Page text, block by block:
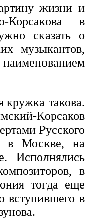
жизни и
Корсакова в
сказать о
музыкантов,
кружка такова.
Корсаков
Русского
в Москве, на
Исполнялись
в
тогда еще
вступившего в